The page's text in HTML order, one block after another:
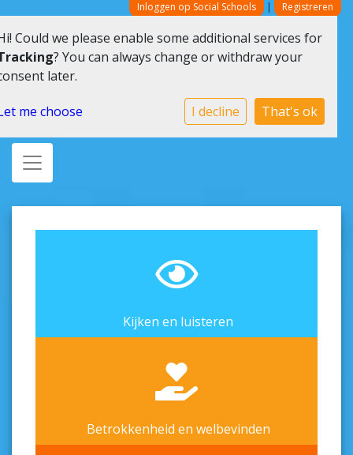
Inloggen op Social Schools | Registreren
Toggle navigation
Kijken en luisteren
Betrokkenheid en welbevinden
Could we please enable some additional services for
? You can always change or withdraw your
later.
me choose I decline That's ok